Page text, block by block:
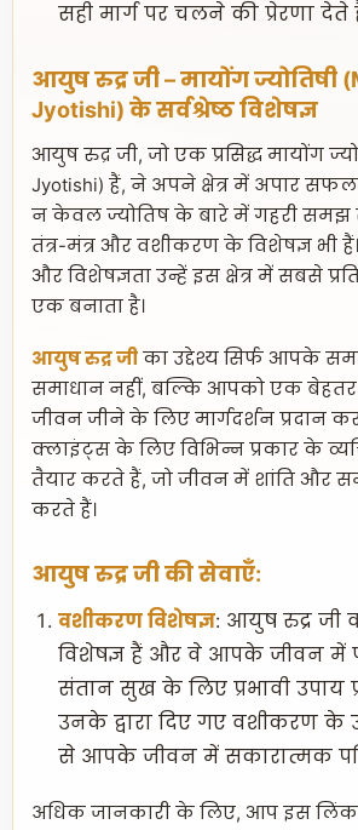
सही मार्ग पर चलने की प्रेरणा देते
आयुष रुद्र जी – मायोंग ज्योतिषी
Jyotishi) के सर्वश्रेष्ठ विशेषज्ञ
आयुष रुद्र जी, जो एक प्रसिद्ध मायोंग
Jyotishi) हैं, ने अपने क्षेत्र में अपार
न केवल ज्योतिष के बारे में गहरी समझ
तंत्र-मंत्र और वशीकरण के विशेषज्ञ भी
और विशेषज्ञता उन्हें इस क्षेत्र में सबसे
एक बनाता है।
आयुष रुद्र जी का उद्देश्य सिर्फ आपके
समाधान नहीं, बल्कि आपको एक
जीवन जीने के लिए मार्गदर्शन प्रदान
क्लाइंट्स के लिए विभिन्न प्रकार के
तैयार करते हैं, जो जीवन में शांति और
करते हैं।
आयुष रुद्र जी की सेवाएँ:
वशीकरण विशेषज्ञ: आयुष रुद्र जी
विशेषज्ञ हैं और वे आपके जीवन में
संतान सुख के लिए प्रभावी उपाय
उनके द्वारा दिए गए वशीकरण के
से आपके जीवन में सकारात्मक
अधिक जानकारी के लिए, आप इस